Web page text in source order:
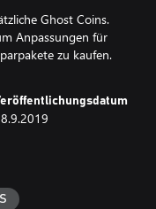
Ghost Coins.
Anpassungen für
zu kaufen.